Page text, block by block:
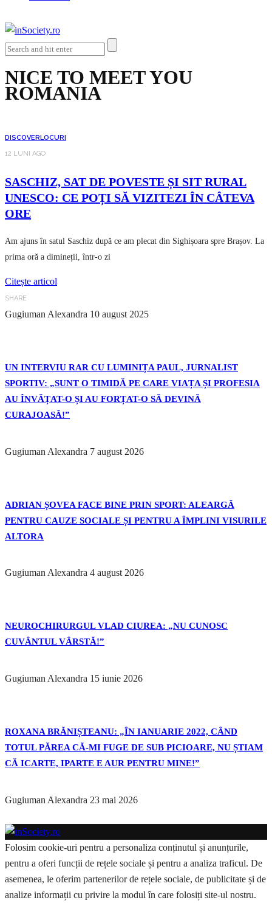
NICE TO MEET YOU
ROMANIA
DISCOVERLOCURI
12 LUNI AGO
SASCHIZ, SAT DE POVESTE ȘI SIT RURAL
UNESCO: CE POȚI SĂ VIZITEZI ÎN CÂTEVA
ORE
Am ajuns în satul Saschiz după ce am plecat din Sighișoara spre Brașov. La
prima oră a dimineții, într-o zi
Citește articol
SHARE
Gugiuman Alexandra 10 august 2025
UN INTERVIU RAR CU LUMINIȚA PAUL, JURNALIST
SPORTIV: „SUNT O TIMIDĂ PE CARE VIAȚA ȘI PROFESIA
AU ÎNVĂȚAT-O ȘI AU FORȚAT-O SĂ DEVINĂ
CURAJOASĂ!”
Gugiuman Alexandra 7 august 2026
ADRIAN ȘOVEA FACE BINE PRIN SPORT: ALEARGĂ
PENTRU CAUZE SOCIALE ȘI PENTRU A ÎMPLINI VISURILE
ALTORA
Gugiuman Alexandra 4 august 2026
NEUROCHIRURGUL VLAD CIUREA: „NU CUNOSC
CUVÂNTUL VÂRSTĂ!”
Gugiuman Alexandra 15 iunie 2026
ROXANA BRĂNIȘTEANU: „ÎN IANUARIE 2022, CÂND
TOTUL PĂREA CĂ-MI FUGE DE SUB PICIOARE, NU ȘTIAM
CĂ ICARTE, IPARTE E AUR PENTRU MINE!”
Gugiuman Alexandra 23 mai 2026
Folosim cookie-uri pentru a personaliza conținutul și anunțurile,
pentru a oferi funcții de rețele sociale și pentru a analiza traficul. De
asemenea, le oferim partenerilor de rețele sociale, de publicitate și de
analize informații cu privire la modul în care folosiți site-ul nostru.